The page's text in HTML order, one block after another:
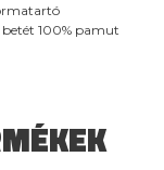
betét 100% pamut